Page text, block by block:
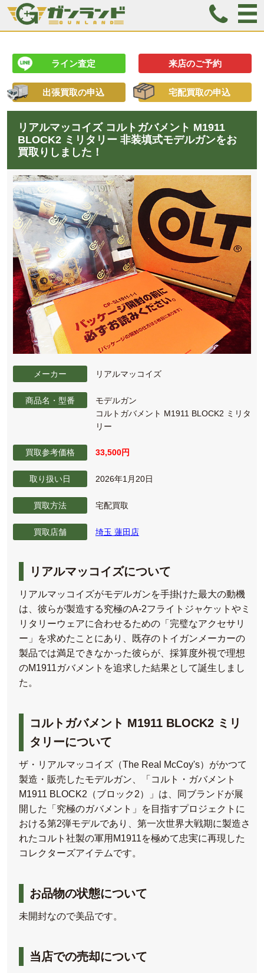
ライン査定 来店のご予約
出張買取の申込 宅配買取の申込
リアルマッコイズ コルトガバメント M1911
BLOCK2 ミリタリー 非装填式モデルガンをお
買取りしました！
メーカー リアルマッコイズ
商品名・型番
モデルガン
コルトガバメント M1911 BLOCK2 ミリタ
リー
買取参考価格 33,500円
取り扱い日 2026年1月20日
買取方法 宅配買取
買取店舗 埼玉 蓮田店
リアルマッコイズについて
リアルマッコイズがモデルガンを手掛けた最大の動機
は、彼らが製造する究極のA-2フライトジャケットやミ
リタリーウェアに合わせるための「完璧なアクセサリ
ー」を求めたことにあり、既存のトイガンメーカーの
製品では満足できなかった彼らが、採算度外視で理想
のM1911ガバメントを追求した結果として誕生しまし
た。
コルトガバメント M1911 BLOCK2 ミリ
タリーについて
ザ・リアルマッコイズ（The Real McCoy's）がかつて
製造・販売したモデルガン、「コルト・ガバメント
M1911 BLOCK2（ブロック2）」は、同ブランドが展
開した「究極のガバメント」を目指すプロジェクトに
おける第2弾モデルであり、第一次世界大戦期に製造さ
れたコルト社製の軍用M1911を極めて忠実に再現した
コレクターズアイテムです。
お品物の状態について
未開封なので美品です。
当店での売却について